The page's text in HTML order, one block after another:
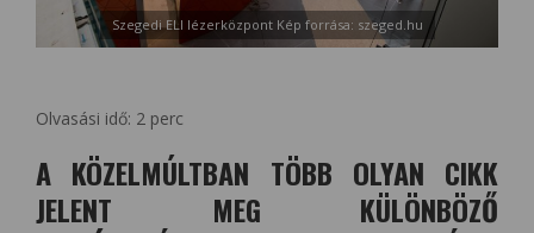
Szegedi ELI lézerközpont Kép forrása: szeged.hu
Olvasási idő: 2 perc
A KÖZELMÚLTBAN TÖBB OLYAN CIKK
JELENT MEG KÜLÖNBÖZŐ